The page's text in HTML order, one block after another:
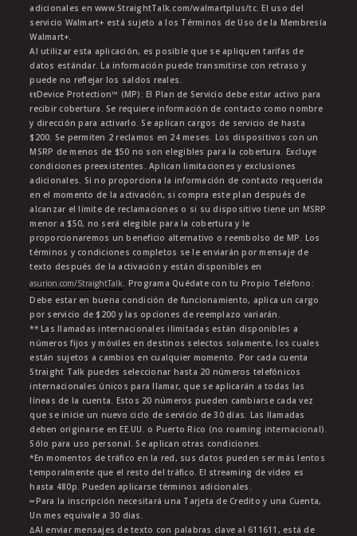
adicionales en www.StraightTalk.com/walmartplus/tc. El uso del
servicio Walmart+ está sujeto a los Términos de Uso de la Membresía
Walmart+.
Al utilizar esta aplicación, es posible que se apliquen tarifas de
datos estándar. La información puede transmitirse con retraso y
puede no reflejar los saldos reales.
ŧŧDevice Protection™ (MP): El Plan de Servicio debe estar activo para
recibir cobertura. Se requiere información de contacto como nombre
y dirección para activarlo. Se aplican cargos de servicio de hasta
$200. Se permiten 2 reclamos en 24 meses. Los dispositivos con un
MSRP de menos de $50 no son elegibles para la cobertura. Excluye
condiciones preexistentes. Aplican limitaciones y exclusiones
adicionales. Si no proporciona la información de contacto requerida
en el momento de la activación, si compra este plan después de
alcanzar el límite de reclamaciones o si su dispositivo tiene un MSRP
menor a $50, no será elegible para la cobertura y le
proporcionaremos un beneficio alternativo o reembolso de MP. Los
términos y condiciones completos se le enviarán por mensaje de
texto después de la activación y están disponibles en
asurion.com/StraightTalk. Programa Quédate con tu Propio Teléfono:
Debe estar en buena condición de funcionamiento, aplica un cargo
por servicio de $200 y las opciones de reemplazo variarán.
** Las llamadas internacionales ilimitadas están disponibles a
números fijos y móviles en destinos selectos solamente, los cuales
están sujetos a cambios en cualquier momento. Por cada cuenta
Straight Talk puedes seleccionar hasta 20 números telefónicos
internacionales únicos para llamar, que se aplicarán a todas las
líneas de la cuenta. Estos 20 números pueden cambiarse cada vez
que se inicie un nuevo ciclo de servicio de 30 días. Las llamadas
deben originarse en EE.UU. o Puerto Rico (no roaming internacional).
Sólo para uso personal. Se aplican otras condiciones.
*En momentos de tráfico en la red, sus datos pueden ser más lentos
temporalmente que el resto del tráfico. El streaming de video es
hasta 480p. Pueden aplicarse términos adicionales.
∞Para la inscripción necesitará una Tarjeta de Credito y una Cuenta,
Un mes equivale a 30 dias.
∆Al enviar mensajes de texto con palabras clave al 611611, está de